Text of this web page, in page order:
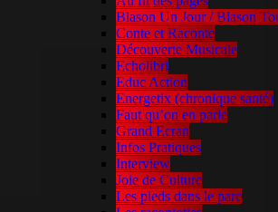
Blason Un Jour / Blason
Conte et Raconte
Découverte Musicale
Echolibri
Educ Action
Energetix (chronique santé)
Faut qu’on en parle
Grand Ecran
Infos Pratiques
Interview
Joie de Culture
Les pieds dans le parc